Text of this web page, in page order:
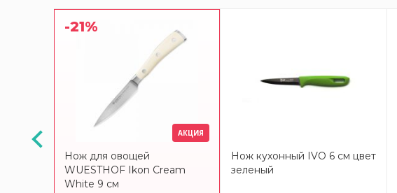
-21%
АКЦИЯ
Нож для овощей
WUESTHOF Ikon Cream
White 9 см
Нож кухонный IVO 6 см цвет
зеленый